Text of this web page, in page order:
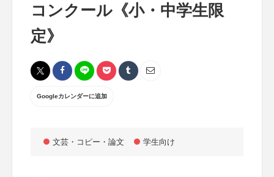
コンクール《小・中学生限
定》
Googleカレンダーに追加
文芸・コピー・論文 学生向け